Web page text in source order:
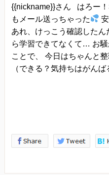
{{nickname}}さん はろー
もメール送っちゃった
あれ、けっこう確認した
ら学習できてなくて… お
ことで、 今日はちゃんと
（できる？気持ちはがん